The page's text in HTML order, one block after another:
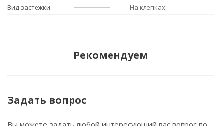
Вид застежки
На клепках
Рекомендуем
Задать вопрос
Вы можете задать любой интересующий вас вопрос по